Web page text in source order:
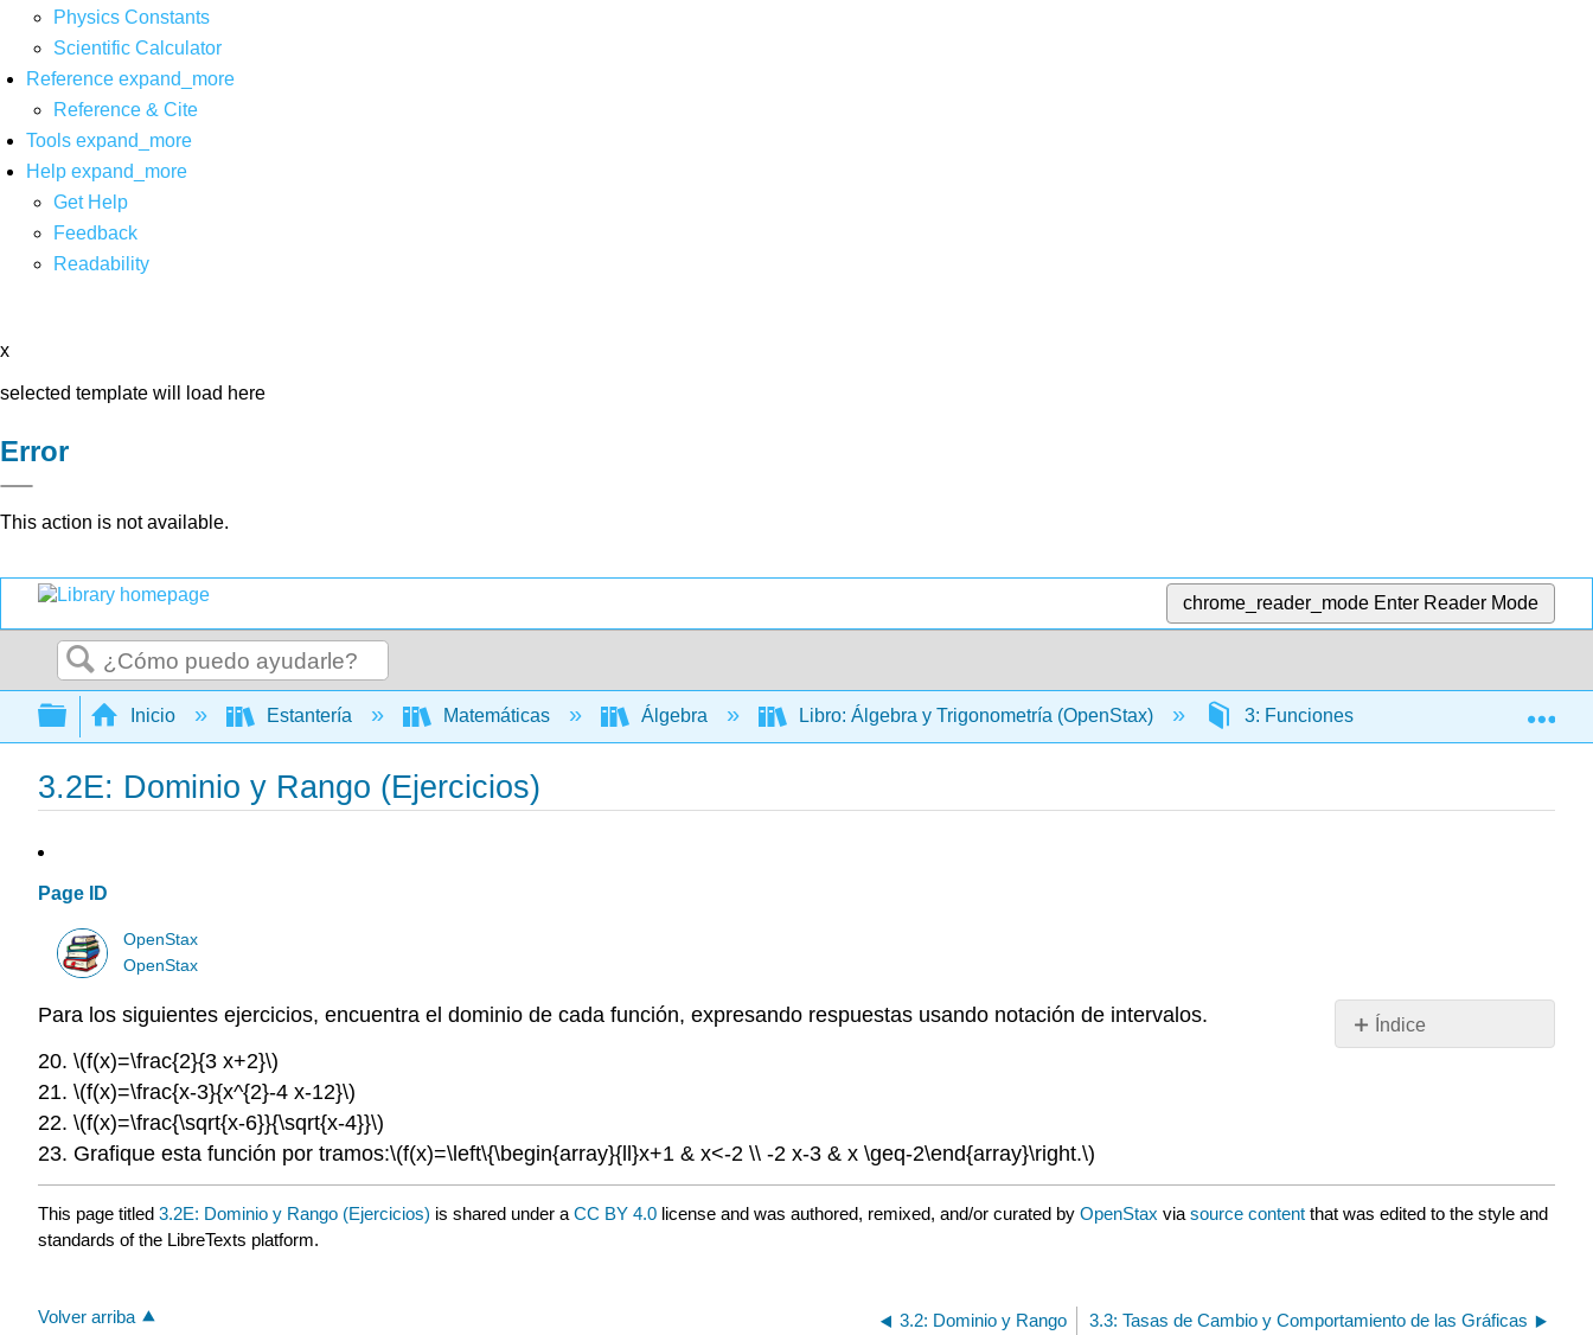
Physics Constants
Scientific Calculator
Reference expand_more
Reference & Cite
Tools expand_more
Help expand_more
Get Help
Feedback
Readability
x
selected template will load here
Error
This action is not available.
chrome_reader_mode Enter Reader Mode
Buscar
Expandir/contraer jerarquía global
Inicio Estantería Matemáticas Álgebra Libro: Álgebra y Trigonometría (OpenStax) 3: Funciones 3.2: Dominio y
3.2E: Dominio y Rango (Ejercicios)
Page ID
OpenStax
OpenStax
Índice
Sin
Para los siguientes ejercicios, encuentra el dominio de cada función, expresando respuestas usando notación de intervalos.
20. \(f(x)=\frac{2}{3 x+2}\)
21. \(f(x)=\frac{x-3}{x^{2}-4 x-12}\)
22. \(f(x)=\frac{\sqrt{x-6}}{\sqrt{x-4}}\)
23. Grafique esta función por tramos:\(f(x)=\left\{\begin{array}{ll}x+1 & x<-2 \\ -2 x-3 & x \geq-2\end{array}\right.\)
This page titled 3.2E: Dominio y Rango (Ejercicios) is shared under a CC BY 4.0 license and was authored, remixed, and/or curated by OpenStax via source content that was edited to the style and
standards of the LibreTexts platform.
Volver arriba 3.2: Dominio y Rango 3.3: Tasas de Cambio y Comportamiento de las Gráficas